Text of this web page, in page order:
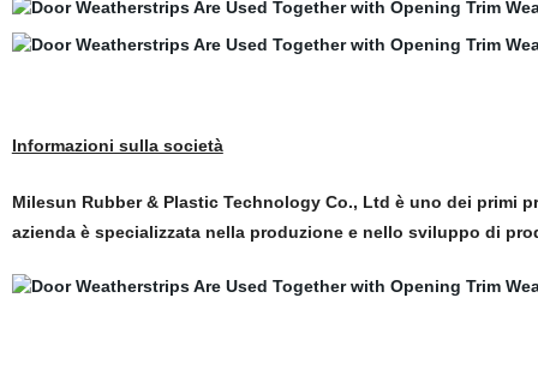
Informazioni sulla società
Milesun Rubber & Plastic Technology Co., Ltd è uno dei
azienda è specializzata nella produzione e nello sviluppo di